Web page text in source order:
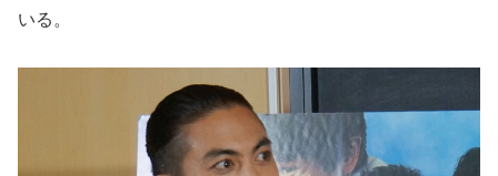
いる。